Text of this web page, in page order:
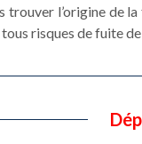
trouver l’origine de
risques de fuite